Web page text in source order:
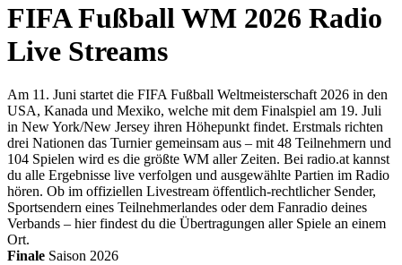
FIFA Fußball WM 2026 Radio
Live Streams
Am 11. Juni startet die FIFA Fußball Weltmeisterschaft 2026 in den
USA, Kanada und Mexiko, welche mit dem Finalspiel am 19. Juli
in New York/New Jersey ihren Höhepunkt findet. Erstmals richten
drei Nationen das Turnier gemeinsam aus – mit 48 Teilnehmern und
104 Spielen wird es die größte WM aller Zeiten. Bei radio.at kannst
du alle Ergebnisse live verfolgen und ausgewählte Partien im Radio
hören. Ob im offiziellen Livestream öffentlich-rechtlicher Sender,
Sportsendern eines Teilnehmerlandes oder dem Fanradio deines
Verbands – hier findest du die Übertragungen aller Spiele an einem
Ort.
Finale Saison 2026